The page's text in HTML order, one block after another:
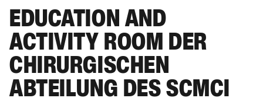
EDUCATION AND
ACTIVITY ROOM DER
CHIRURGISCHEN
ABTEILUNG DES SCMCI